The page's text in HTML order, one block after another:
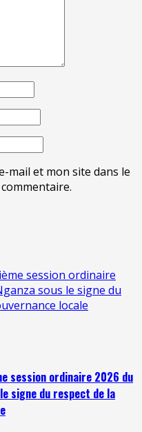
mail et mon site dans le
session ordinaire
sous le signe du
locale
session ordinaire 2026 du
signe du respect de la